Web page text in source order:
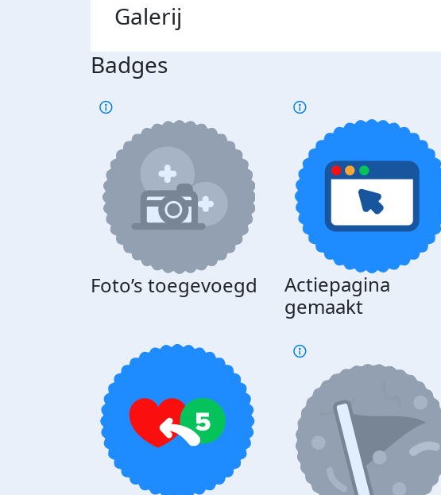
Galerij
Badges
Foto’s toegevoegd
Actiepagina
gemaakt